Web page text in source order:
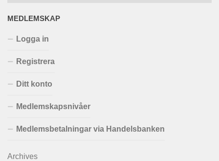
MEDLEMSKAP
Logga in
Registrera
Ditt konto
Medlemskapsnivåer
Medlemsbetalningar via Handelsbanken
Archives